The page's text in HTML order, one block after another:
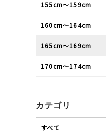
155cm〜159cm
160cm〜164cm
165cm〜169cm
170cm〜174cm
カテゴリ
すべて